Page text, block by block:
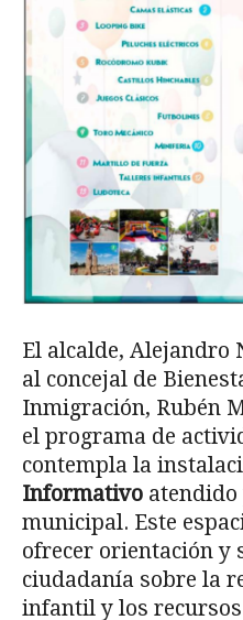
El alcalde, Alejandro
al concejal de
Inmigración, Rubén
el programa de
contempla la
Informativo
municipal. Este
ofrecer orientación y
ciudadanía sobre la
infantil y los